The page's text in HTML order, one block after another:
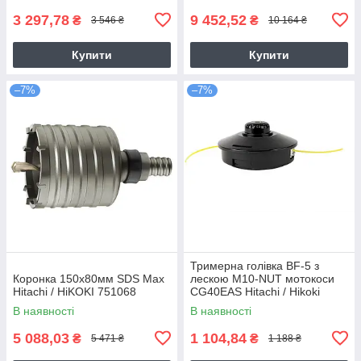
3 297,78 ₴ 3 546 ₴
Купити
9 452,52 ₴ 10 164 ₴
Купити
–7%
Коронка 150х80мм SDS Max
Hitachi / HiKOKI 751068
В наявності
5 088,03 ₴ 5 471 ₴
–7%
Тримерна голівка BF-5 з
лескою M10-NUT мотокоси
CG40EAS Hitachi / Hikoki
6695784
В наявності
1 104,84 ₴ 1 188 ₴